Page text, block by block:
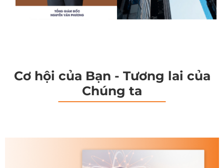
Cơ hội của Bạn - Tương lai của
Chúng ta